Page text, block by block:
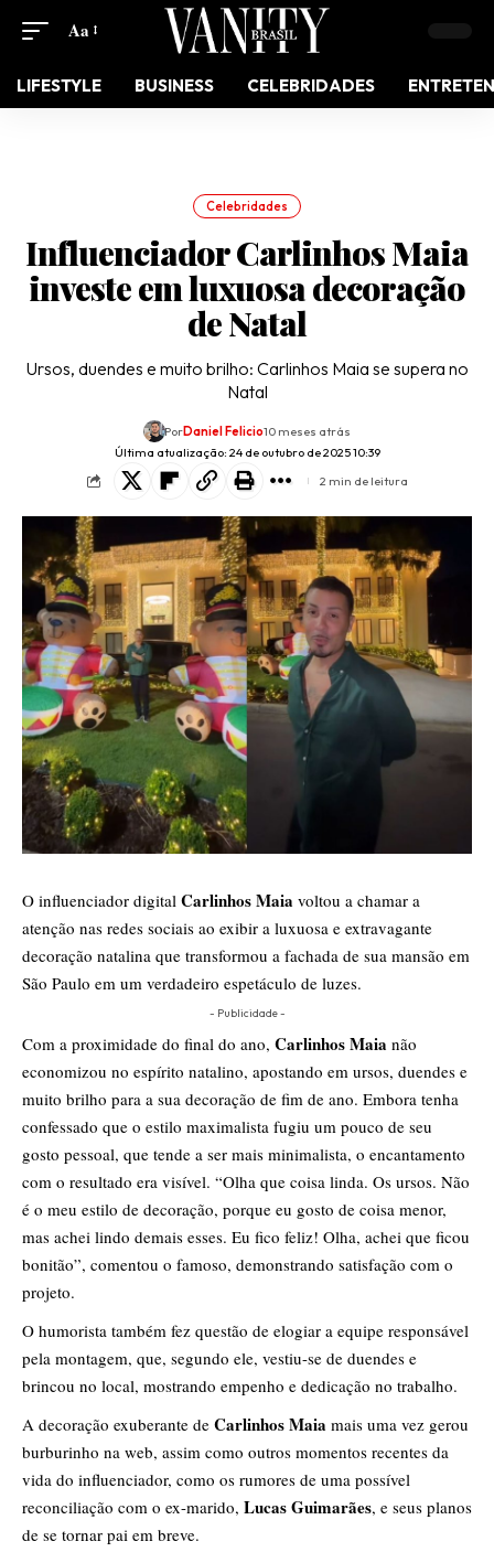
Aa
LIFESTYLE BUSINESS CELEBRIDADES
Celebridades
Influenciador Carlinhos Maia
investe em luxuosa decoração
de Natal
Ursos, duendes e muito brilho: Carlinhos Maia se supera no
Natal
Última atualização: 24 de outubro de 2025 10:39
PorDaniel Felicio10 meses atrás
2 min de leitura
O influenciador digital Carlinhos Maia voltou a chamar a
atenção nas redes sociais ao exibir a luxuosa e extravagante
decoração natalina que transformou a fachada de sua mansão em
São Paulo em um verdadeiro espetáculo de luzes.
- Publicidade -
Com a proximidade do final do ano, Carlinhos Maia não
economizou no espírito natalino, apostando em ursos, duendes e
muito brilho para a sua decoração de fim de ano. Embora tenha
confessado que o estilo maximalista fugiu um pouco de seu
gosto pessoal, que tende a ser mais minimalista, o encantamento
com o resultado era visível. “Olha que coisa linda. Os ursos. Não
é o meu estilo de decoração, porque eu gosto de coisa menor,
mas achei lindo demais esses. Eu fico feliz! Olha, achei que ficou
bonitão”, comentou o famoso, demonstrando satisfação com o
projeto.
O humorista também fez questão de elogiar a equipe responsável
pela montagem, que, segundo ele, vestiu-se de duendes e
brincou no local, mostrando empenho e dedicação no trabalho.
A decoração exuberante de Carlinhos Maia mais uma vez gerou
burburinho na web, assim como outros momentos recentes da
vida do influenciador, como os rumores de uma possível
reconciliação com o ex-marido, Lucas Guimarães, e seus planos
de se tornar pai em breve.